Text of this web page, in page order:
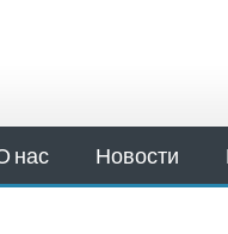
нас Новости